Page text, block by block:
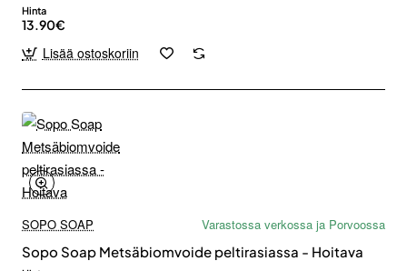
Hinta
13.90€
Lisää ostoskoriin
SOPO SOAP
Varastossa verkossa ja Porvoossa
Sopo Soap Metsäbiomvoide peltirasiassa - Hoitava